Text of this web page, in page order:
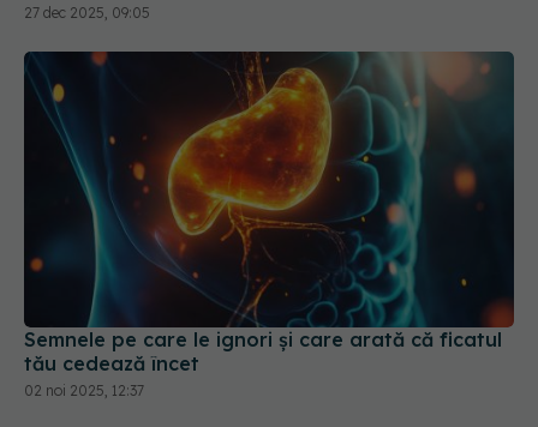
27 dec 2025, 09:05
Semnele pe care le ignori și care arată că ficatul
tău cedează încet
02 noi 2025, 12:37